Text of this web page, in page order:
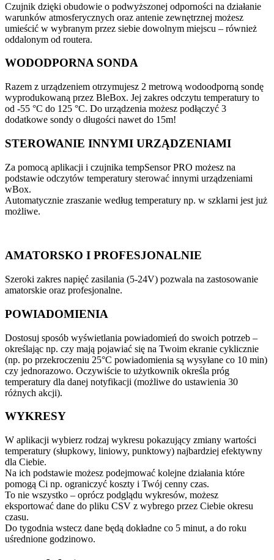
Czujnik dzięki obudowie o podwyższonej odporności na działanie
warunków atmosferycznych oraz antenie zewnętrznej możesz
umieścić w wybranym przez siebie dowolnym miejscu – również
oddalonym od routera.
WODODPORNA SONDA
Razem z urządzeniem otrzymujesz 2 metrową wodoodporną sondę
wyprodukowaną przez BleBox. Jej zakres odczytu temperatury to
od -55 °C do 125 °C. Do urządzenia możesz podłączyć 3
dodatkowe sondy o długości nawet do 15m!
STEROWANIE INNYMI URZĄDZENIAMI
Za pomocą aplikacji i czujnika tempSensor PRO możesz na
podstawie odczytów temperatury sterować innymi urządzeniami
wBox.
Automatycznie zraszanie według temperatury np. w szklarni jest już
możliwe.
AMATORSKO I PROFESJONALNIE
Szeroki zakres napięć zasilania (5-24V) pozwala na zastosowanie
amatorskie oraz profesjonalne.
POWIADOMIENIA
Dostosuj sposób wyświetlania powiadomień do swoich potrzeb –
określając np. czy mają pojawiać się na Twoim ekranie cyklicznie
(np. po przekroczeniu 25°C powiadomienia są wysyłane co 10 min)
czy jednorazowo. Oczywiście to użytkownik określa próg
temperatury dla danej notyfikacji (możliwe do ustawienia 30
różnych akcji).
WYKRESY
W aplikacji wybierz rodzaj wykresu pokazujący zmiany wartości
temperatury (słupkowy, liniowy, punktowy) najbardziej efektywny
dla Ciebie.
Na ich podstawie możesz podejmować kolejne działania które
pomogą Ci np. ograniczyć koszty i Twój cenny czas.
To nie wszystko – oprócz podglądu wykresów, możesz
eksportować dane do pliku CSV z wybrego przez Ciebie okresu
czasu.
Do tygodnia wstecz dane będą dokładne co 5 minut, a do roku
uśrednione godzinowo.